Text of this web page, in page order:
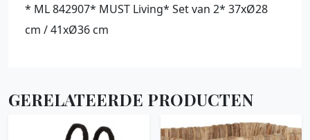
* ML 842907* MUST Living* Set van 2* 37xØ28
cm / 41xØ36 cm
GERELATEERDE PRODUCTEN